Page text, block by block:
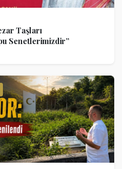
Taşları
Senetlerimizdir”